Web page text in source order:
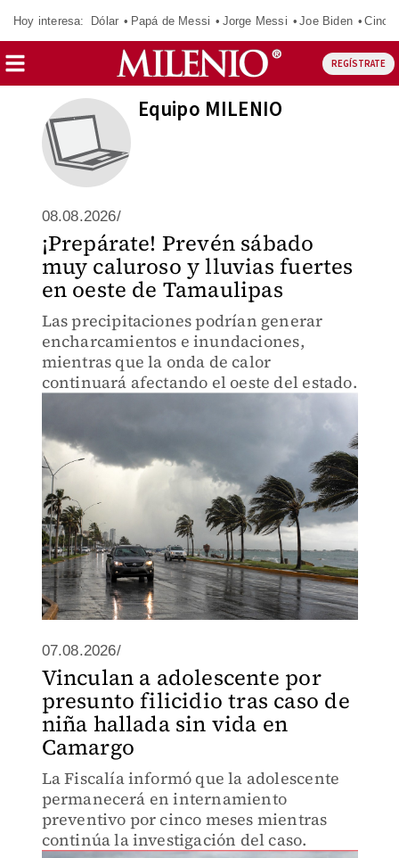
Hoy interesa: Dólar Papá de Messi Jorge Messi Joe Biden
REGÍSTRATE
Equipo MILENIO
08.08.2026/
¡Prepárate! Prevén sábado
muy caluroso y lluvias fuertes
en oeste de Tamaulipas
Las precipitaciones podrían generar
encharcamientos e inundaciones,
mientras que la onda de calor
continuará afectando el oeste del estado.
07.08.2026/
Vinculan a adolescente por
presunto filicidio tras caso de
niña hallada sin vida en
Camargo
La Fiscalía informó que la adolescente
permanecerá en internamiento
preventivo por cinco meses mientras
continúa la investigación del caso.